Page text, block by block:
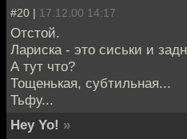
#20 | 17.12.00 14:17
Отстой.
Лариска - это сиськи и
А тут что?
Тощенькая, субтильная...
Тьфу...
Hey Yo! »